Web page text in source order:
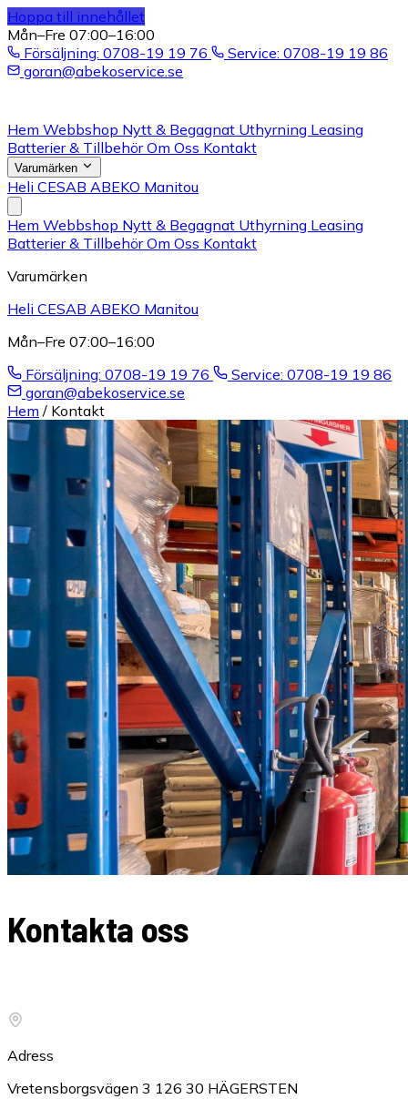
Hoppa till innehållet
Mån–Fre 07:00–16:00
Försäljning: 0708-19 19 76
Service: 0708-19 19 86
goran@abekoservice.se
Hem Webbshop Nytt & Begagnat Uthyrning Leasing
Batterier & TillbehörOm Oss Kontakt
Varumärken
Heli CESAB ABEKO Manitou
Hem Webbshop Nytt & Begagnat Uthyrning Leasing
Batterier & TillbehörOm Oss Kontakt
Varumärken
Heli CESAB ABEKO Manitou
Mån–Fre 07:00–16:00
Försäljning: 0708-19 19 76
Service: 0708-19 19 86
goran@abekoservice.se
Hem / Kontakt
Kontakta oss
Adress
Vretensborgsvägen 3 126 30 HÄGERSTEN